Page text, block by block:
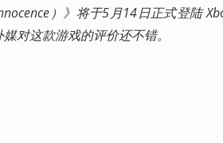
）》将于5月14日正式登陆
对这款游戏的评价还不错。